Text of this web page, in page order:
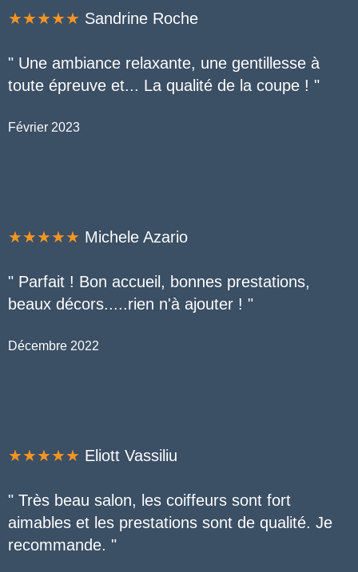
★★★★★ Sandrine Roche
" Une ambiance relaxante, une gentillesse à
toute épreuve et... La qualité de la coupe ! "
Février 2023
★★★★★ Michele Azario
" Parfait ! Bon accueil, bonnes prestations,
beaux décors.....rien n'à ajouter ! "
Décembre 2022
★★★★★ Eliott Vassiliu
" Très beau salon, les coiffeurs sont fort
aimables et les prestations sont de qualité. Je
recommande. "